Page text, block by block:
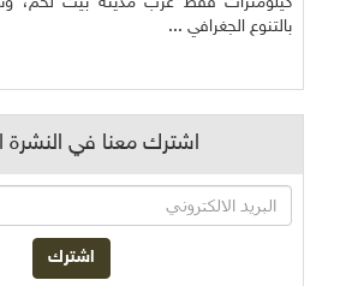
بالتنوع الجغرافي ...
اشترك معنا في النشرة